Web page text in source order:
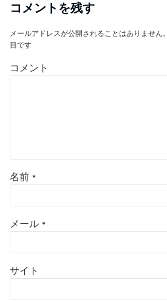
コメントを残す
メールアドレスが公開されることはありません。
目です
コメント
名前 *
メール *
サイト